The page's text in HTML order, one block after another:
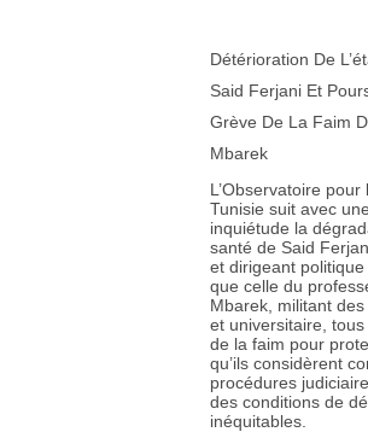
Détérioration De
Said Ferjani Et
Grève De La Faim
Mbarek
L’Observatoire
Tunisie suit avec
inquiétude la
santé de Said
et dirigeant
que celle du
Mbarek, militant
et universitaire,
de la faim pour
qu’ils considèrent
procédures
des conditions de
inéquitables.